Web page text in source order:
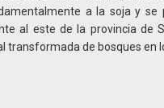
a la soja y se
al este de la provincia de
transformada de bosques en